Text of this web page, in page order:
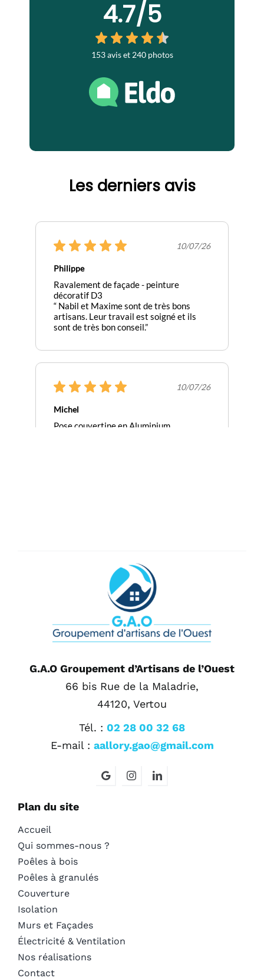
Plan du site
Accueil
Qui sommes-nous ?
Poêles à bois
Poêles à granulés
Couverture
Isolation
Murs et Façades
Électricité & Ventilation
Nos réalisations
Contact
G.A.O Groupement d’Artisans de l’Ouest
66 bis Rue de la Maladrie,
44120, Vertou
Tél. : 02 28 00 32 68
E-mail : aallory.gao@gmail.com